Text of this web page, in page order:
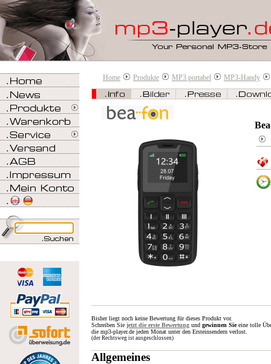
Home Produkte MP3 portabel MP3-Handy
Bisher liegt noch keine Bewertung für dieses Produkt vor.
Schreiben Sie jetzt die erste Bewertung und gewinnen Sieeine tolle
die mp3-player.de jeden Monat unter den Ersteinsendern verlost.
(der Rechtsweg ist ausgeschlossen)
Allgemeines